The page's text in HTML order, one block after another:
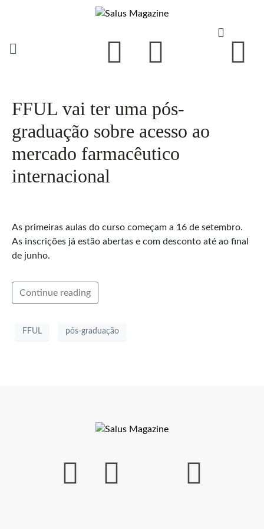
FFUL vai ter uma pós-
graduação sobre acesso ao
mercado farmacêutico
internacional
As primeiras aulas do curso começam a 16 de setembro.
As inscrições já estão abertas e com desconto até ao final
de junho.
Continue reading
FFUL pós-graduação